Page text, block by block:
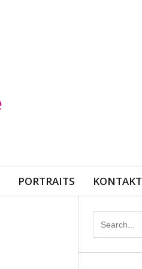
PORTRAITS KONTAKT